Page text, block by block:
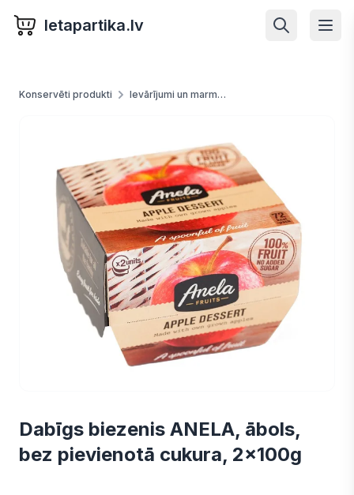
letapartika.lv
Konservēti produkti Ievārījumi un marmelādes
Dabīgs biezenis ANELA, ābols,
bez pievienotā cukura, 2x100g